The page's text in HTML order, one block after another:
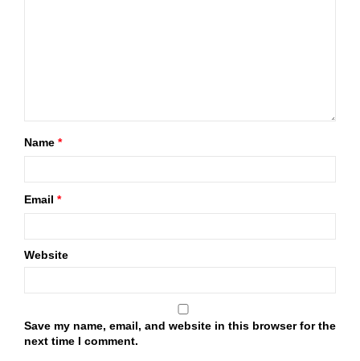
Name *
Email *
Website
Save my name, email, and website in this browser for the
next time I comment.